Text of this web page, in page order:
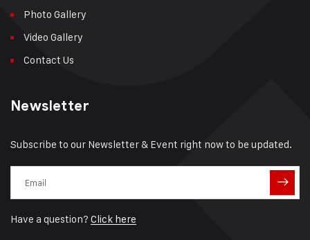
Photo Gallery
Video Gallery
Contact Us
Newsletter
Subscribe to our Newsletter & Event right now to be updated.
Have a question? Click here